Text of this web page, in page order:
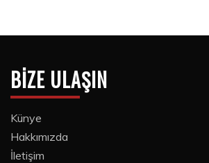
BIZE ULAŞIN
Künye
Hakkımızda
İletişim